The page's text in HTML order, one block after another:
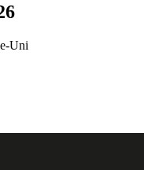
Uni